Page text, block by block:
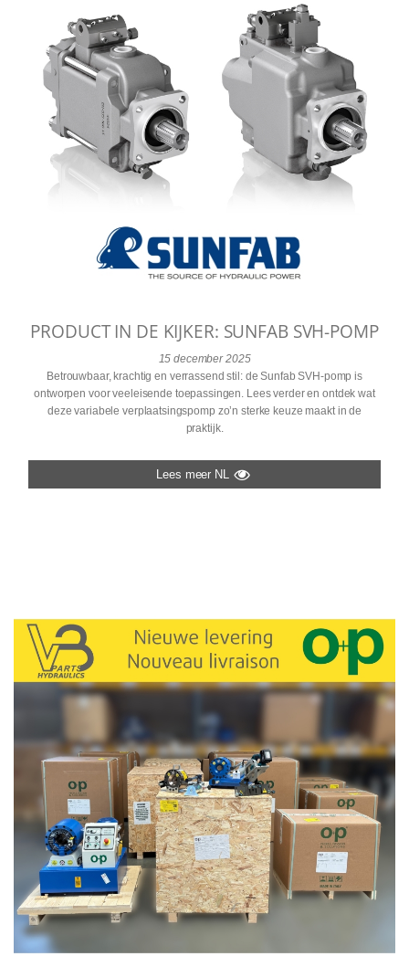
PRODUCT IN DE KIJKER: SUNFAB SVH-POMP
15 december 2025
Betrouwbaar, krachtig en verrassend stil: de Sunfab SVH-pomp is
ontworpen voor veeleisende toepassingen. Lees verder en ontdek wat
deze variabele verplaatsingspomp zo’n sterke keuze maakt in de
praktijk.
Lees meer NL